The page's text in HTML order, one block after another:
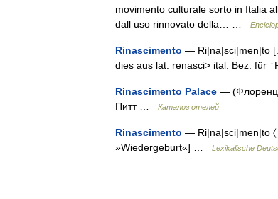
movimento culturale sorto in Italia
dall uso rinnovato della… …
Rinascimento — Ri|na|sci|men|to
dies aus lat. renasci> ital. Bez. für
Rinascimento Palace —
Питт …
Каталог отелей
Rinascimento — Ri|na|sci|mẹn|to
»Wiedergeburt«] …
Lexikalische